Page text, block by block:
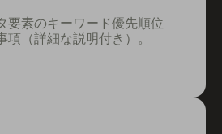
要素のキーワード優先順位
項（詳細な説明付き）。